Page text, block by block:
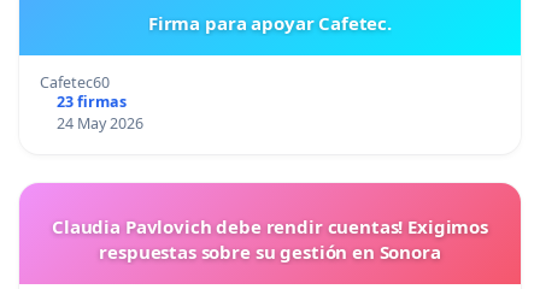
Firma para apoyar Cafetec.
Cafetec60
23 firmas
24 May 2026
Claudia Pavlovich debe rendir cuentas! Exigimos
respuestas sobre su gestión en Sonora